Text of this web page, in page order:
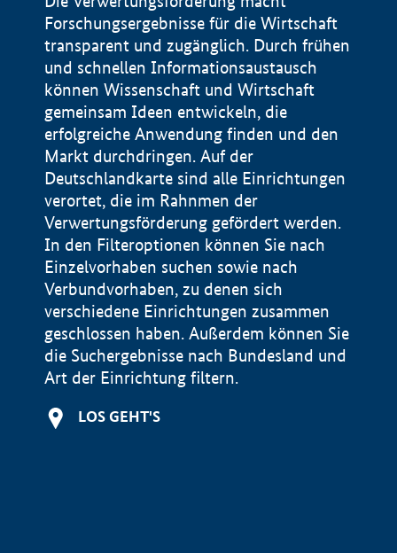
Forschungsergebnisse für die Wirtschaft
transparent und zugänglich. Durch frühen
und schnellen Informationsaustausch
können Wissenschaft und Wirtschaft
gemeinsam Ideen entwickeln, die
erfolgreiche Anwendung finden und den
Markt durchdringen. Auf der
Deutschlandkarte sind alle Einrichtungen
verortet, die im Rahnmen der
Verwertungsförderung gefördert werden.
In den Filteroptionen können Sie nach
Einzelvorhaben suchen sowie nach
Verbundvorhaben, zu denen sich
verschiedene Einrichtungen zusammen
geschlossen haben. Außerdem können Sie
die Suchergebnisse nach Bundesland und
Art der Einrichtung filtern.
LOS GEHT'S